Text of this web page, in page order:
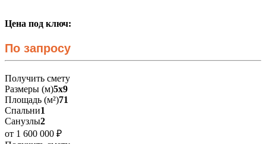
Цена под ключ:
По запросу
Получить смету
Размеры (м)5х9
Площадь (м²)71
Спальни1
Санузлы2
от 1 600 000 ₽